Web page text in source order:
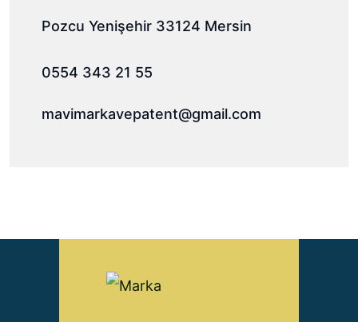
Pozcu Yenişehir 33124 Mersin
0554 343 21 55
mavimarkavepatent@gmail.com